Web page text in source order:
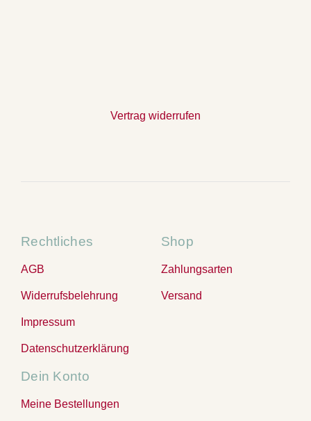
Vertrag widerrufen
Rechtliches
AGB
Widerrufsbelehrung
Impressum
Datenschutzerklärung
Shop
Zahlungsarten
Versand
Dein Konto
Meine Bestellungen